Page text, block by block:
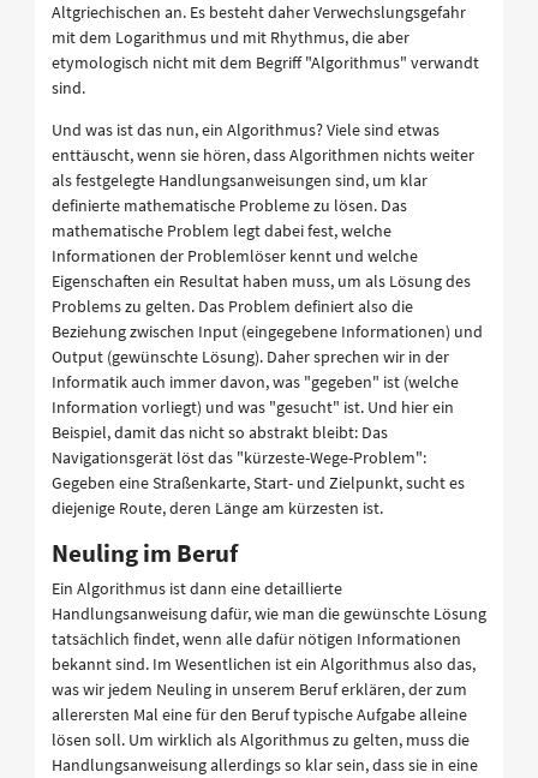
Altgriechischen an. Es besteht daher Verwechslungsgefahr
mit dem Logarithmus und mit Rhythmus, die aber
etymologisch nicht mit dem Begriff "Algorithmus" verwandt
sind.
Und was ist das nun, ein Algorithmus? Viele sind etwas
enttäuscht, wenn sie hören, dass Algorithmen nichts weiter
als festgelegte Handlungsanweisungen sind, um klar
definierte mathematische Probleme zu lösen. Das
mathematische Problem legt dabei fest, welche
Informationen der Problemlöser kennt und welche
Eigenschaften ein Resultat haben muss, um als Lösung des
Problems zu gelten. Das Problem definiert also die
Beziehung zwischen Input (eingegebene Informationen) und
Output (gewünschte Lösung). Daher sprechen wir in der
Informatik auch immer davon, was "gegeben" ist (welche
Information vorliegt) und was "gesucht" ist. Und hier ein
Beispiel, damit das nicht so abstrakt bleibt: Das
Navigationsgerät löst das "kürzeste-Wege-Problem":
Gegeben eine Straßenkarte, Start- und Zielpunkt, sucht es
diejenige Route, deren Länge am kürzesten ist.
Neuling im Beruf
Ein Algorithmus ist dann eine detaillierte
Handlungsanweisung dafür, wie man die gewünschte Lösung
tatsächlich findet, wenn alle dafür nötigen Informationen
bekannt sind. Im Wesentlichen ist ein Algorithmus also das,
was wir jedem Neuling in unserem Beruf erklären, der zum
allerersten Mal eine für den Beruf typische Aufgabe alleine
lösen soll. Um wirklich als Algorithmus zu gelten, muss die
Handlungsanweisung allerdings so klar sein, dass sie in eine